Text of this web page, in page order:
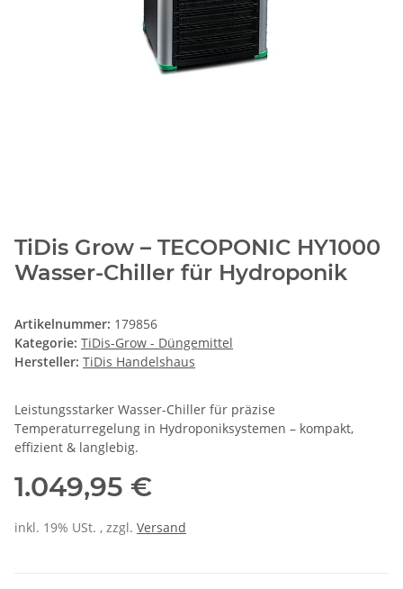
TiDis Grow – TECOPONIC HY1000
Wasser-Chiller für Hydroponik
Artikelnummer: 179856
Kategorie: TiDis-Grow - Düngemittel
Hersteller: TiDis Handelshaus
Leistungsstarker Wasser-Chiller für präzise
Temperaturregelung in Hydroponiksystemen – kompakt,
effizient & langlebig.
1.049,95 €
inkl. 19% USt. , zzgl. Versand